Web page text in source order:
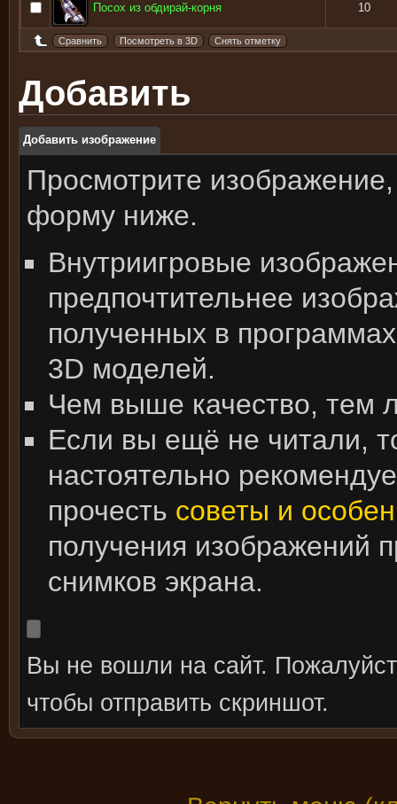
Посох из обдирай-корня 10
Добавить
Добавить изображение
Просмотрите изображение,
форму ниже.
Внутриигровые
предпочтительнее
полученных в
3D моделей.
Чем выше качество, тем
Если вы ещё не читали,
настоятельно
прочесть советы и
получения изображений
снимков экрана.
Вы не вошли на сайт.
чтобы отправить скриншот.